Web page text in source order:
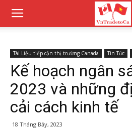
Tài Liệu tiếp cận thị trường Canada Tin Tức
Kế hoạch ngân
2023 và những
cải cách kinh tế
18 Tháng Bảy, 2023